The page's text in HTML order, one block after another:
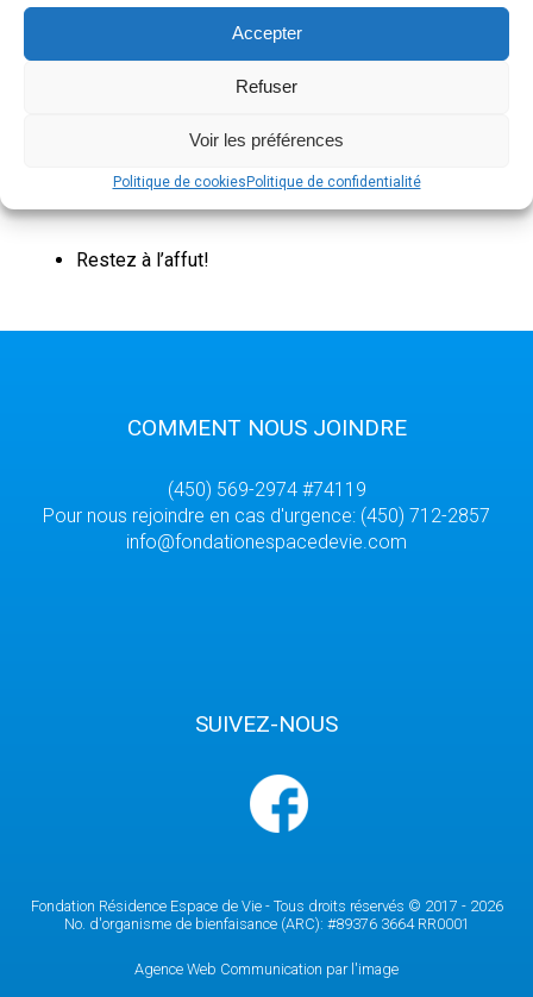
Accepter
Refuser
Voir les préférences
Politique de cookiesPolitique de confidentialité
Recent Posts
Restez à l’affut!
COMMENT NOUS JOINDRE
(450) 569-2974 #74119
Pour nous rejoindre en cas d'urgence: (450) 712-2857
info@fondationespacedevie.com
SUIVEZ-NOUS
Fondation Résidence Espace de Vie - Tous droits réservés © 2017 - 2026
No. d'organisme de bienfaisance (ARC): #89376 3664 RR0001
Agence Web Communication par l'image